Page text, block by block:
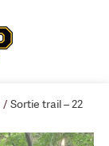
/ Sortie trail – 22